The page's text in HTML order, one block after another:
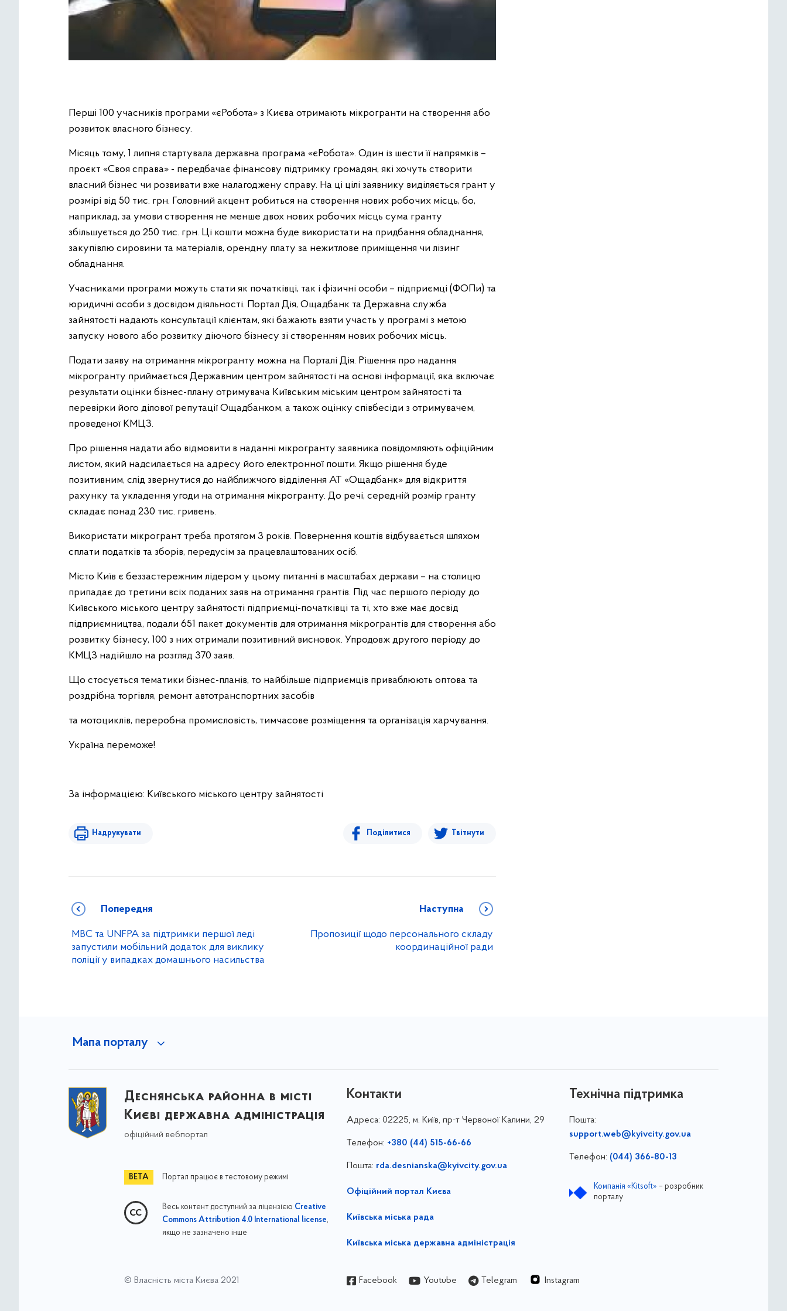
Перші 100 учасників програми «єРобота» з Києва отримають мікрогранти на створення або
розвиток власного бізнесу.
Місяць тому, 1 липня стартувала державна програма «єРобота». Один із шести її напрямків –
проєкт «Своя справа» - передбачає фінансову підтримку громадян, які хочуть створити
власний бізнес чи розвивати вже налагоджену справу. На ці цілі заявнику виділяється грант у
розмірі від 50 тис. грн. Головний акцент робиться на створення нових робочих місць, бо,
наприклад, за умови створення не менше двох нових робочих місць сума гранту
збільшується до 250 тис. грн. Ці кошти можна буде використати на придбання обладнання,
закупівлю сировини та матеріалів, орендну плату за нежитлове приміщення чи лізинг
обладнання.
Учасниками програми можуть стати як початківці, так і фізичні особи – підприємці (ФОПи) та
юридичні особи з досвідом діяльності. Портал Дія, Ощадбанк та Державна служба
зайнятості надають консультації клієнтам, які бажають взяти участь у програмі з метою
запуску нового або розвитку діючого бізнесу зі створенням нових робочих місць.
Подати заяву на отримання мікрогранту можна на Порталі Дія. Рішення про надання
мікрогранту приймається Державним центром зайнятості на основі інформації, яка включає
результати оцінки бізнес-плану отримувача Київським міським центром зайнятості та
перевірки його ділової репутації Ощадбанком, а також оцінку співбесіди з отримувачем,
проведеної КМЦЗ.
Про рішення надати або відмовити в наданні мікрогранту заявника повідомляють офіційним
листом, який надсилається на адресу його електронної пошти. Якщо рішення буде
позитивним, слід звернутися до найближчого відділення АТ «Ощадбанк» для відкриття
рахунку та укладення угоди на отримання мікрогранту. До речі, середній розмір гранту
складає понад 230 тис. гривень.
Використати мікрогрант треба протягом 3 років. Повернення коштів відбувається шляхом
сплати податків та зборів, передусім за працевлаштованих осіб.
Місто Київ є беззастережним лідером у цьому питанні в масштабах держави – на столицю
припадає до третини всіх поданих заяв на отримання грантів. Під час першого періоду до
Київського міського центру зайнятості підприємці-початківці та ті, хто вже має досвід
підприємництва, подали 651 пакет документів для отримання мікрогрантів для створення або
розвитку бізнесу, 100 з них отримали позитивний висновок. Упродовж другого періоду до
КМЦЗ надійшло на розгляд 370 заяв.
Що стосується тематики бізнес-планів, то найбільше підприємців приваблюють оптова та
роздрібна торгівля, ремонт автотранспортних засобів
та мотоциклів, переробна промисловість, тимчасове розміщення та організація харчування.
Україна переможе!
За інформацією: Київського міського центру зайнятості
Надрукувати Поділитися Твітнути
Попередня
МВС та UNFPA за підтримки першої леді
запустили мобільний додаток для виклику
поліції у випадках домашнього насильства
Наступна
Пропозиції щодо персонального складу
координаційної ради
Мапа порталу
Деснянська районна в місті
Києві державна адміністрація
офіційний вебпортал
Портал працює в тестовому режимі
Весь контент доступний за ліцензією Creative
Commons Attribution 4.0 International license,
якщо не зазначено інше
Контакти
Адреса: 02225, м. Київ, пр-т Червоної Калини, 29
Телефон: +380 (44) 515-66-66
Пошта: rda.desnianska@kyivcity.gov.ua
Офіційний портал Києва
Київська міська рада
Київська міська державна адміністрація
Технічна підтримка
Пошта:
support.web@kyivcity.gov.ua
Телефон: (044) 366-80-13
Компанія «Kitsoft» – розробник
порталу
© Власність міста Києва 2021 Facebook Youtube Telegram Instagram